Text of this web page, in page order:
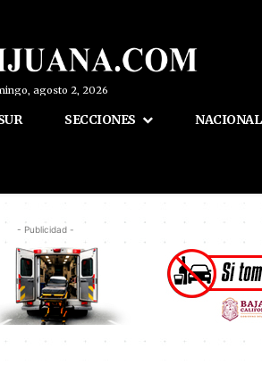
agosto 2, 2026
SECCIONES NACIONAL
- Publicidad -